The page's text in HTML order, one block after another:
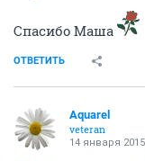
Спасибо Маша
ОТВЕТИТЬ
Аquаrеl
veteran
14 января 2015